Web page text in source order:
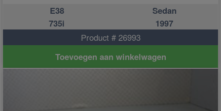
E38
Sedan
735i
1997
Product # 26993
Toevoegen aan winkelwagen